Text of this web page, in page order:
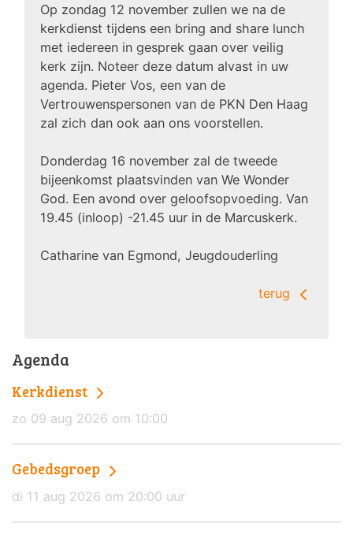
Op zondag 12 november zullen we na de
kerkdienst tijdens een bring and share lunch
met iedereen in gesprek gaan over veilig
kerk zijn. Noteer deze datum alvast in uw
agenda. Pieter Vos, een van de
Vertrouwenspersonen van de PKN Den Haag
zal zich dan ook aan ons voorstellen.
Donderdag 16 november zal de tweede
bijeenkomst plaatsvinden van We Wonder
God. Een avond over geloofsopvoeding. Van
19.45 (inloop) -21.45 uur in de Marcuskerk.
Catharine van Egmond, Jeugdouderling
terug
Agenda
Kerkdienst
zo 09 aug 2026 om 10:00
Gebedsgroep
di 11 aug 2026 om 20:00 uur